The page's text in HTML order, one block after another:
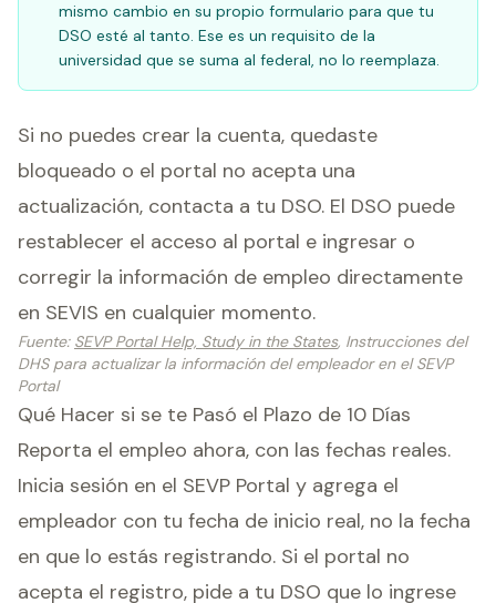
mismo cambio en su propio formulario para que tu
DSO esté al tanto. Ese es un requisito de la
universidad que se suma al federal, no lo reemplaza.
Si no puedes crear la cuenta, quedaste
bloqueado o el portal no acepta una
actualización, contacta a tu DSO. El DSO puede
restablecer el acceso al portal e ingresar o
corregir la información de empleo directamente
en SEVIS en cualquier momento.
Fuente: SEVP Portal Help, Study in the States, Instrucciones del
DHS para actualizar la información del empleador en el SEVP
Portal
Qué Hacer si se te Pasó el Plazo de 10 Días
Reporta el empleo ahora, con las fechas reales.
Inicia sesión en el SEVP Portal y agrega el
empleador con tu fecha de inicio real, no la fecha
en que lo estás registrando. Si el portal no
acepta el registro, pide a tu DSO que lo ingrese